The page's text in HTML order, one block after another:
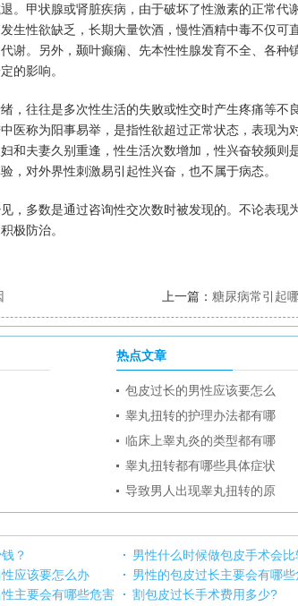
。甲状腺或肾脏疾病，由于破坏了性激素的正常代
生性欲缺乏，长期大量饮酒，慢性酒精中毒不仅可
谢。另外，颞叶癫痫、先本性性腺发育不全、各种
的影响。
往往是多次性生活的失败或性交时产生疼痛等不
医称为阳事易举，是指性欲超过正常状态，表现为
和夫妻久别重逢，性生活次数增加，性兴奋较频则
，对外界性刺激易引起性兴奋，也不属于病态。
多数是通过咨询性交次数时被发现的。不论表现
极防治。
上一篇： 糖尿病常引起
热点文章
包皮过长的男性应该要怎么
睾丸扭转的护理办法都有哪
临床上睾丸炎的类型都有哪
睾丸扭转都有哪些具体症状
导致男人出现睾丸扭转的原
？
男性什么时候做包皮手术会
应该要怎么办
男性的包皮过长主要会有哪
主要会有哪些危害
割包皮过长手术费用多少?